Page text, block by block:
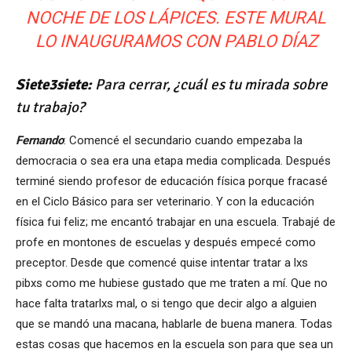
NOCHE DE LOS LÁPICES. ESTE MURAL
LO INAUGURAMOS CON PABLO DÍAZ
Siete3siete:Para cerrar, ¿cuál es tu mirada sobre
tu trabajo?
Fernando: Comencé el secundario cuando empezaba la
democracia o sea era una etapa media complicada. Después
terminé siendo profesor de educación física porque fracasé
en el Ciclo Básico para ser veterinario. Y con la educación
física fui feliz; me encantó trabajar en una escuela. Trabajé de
profe en montones de escuelas y después empecé como
preceptor. Desde que comencé quise intentar tratar a lxs
pibxs como me hubiese gustado que me traten a mí. Que no
hace falta tratarlxs mal, o si tengo que decir algo a alguien
que se mandó una macana, hablarle de buena manera. Todas
estas cosas que hacemos en la escuela son para que sea un